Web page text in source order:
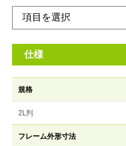
仕様
規格
2L判
フレーム外形寸法